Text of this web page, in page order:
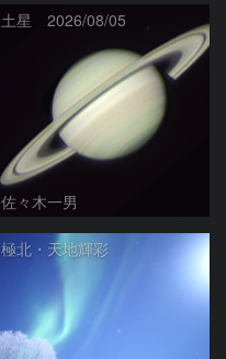
土星 2026/08/05
佐々木一男
極北・天地輝彩